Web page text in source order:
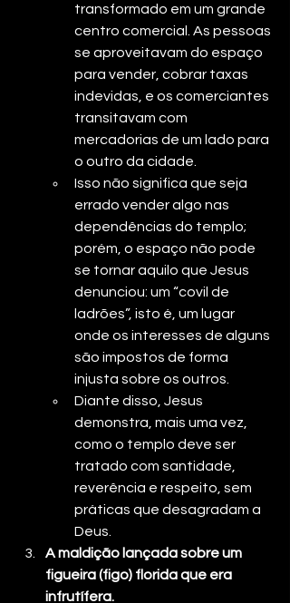
transformado em um grande
centro comercial. As pessoas
se aproveitavam do espaço
para vender, cobrar taxas
indevidas, e os comerciantes
transitavam com
mercadorias de um lado para
o outro da cidade.
Isso não significa que seja
errado vender algo nas
dependências do templo;
porém, o espaço não pode
se tornar aquilo que Jesus
denunciou: um “covil de
ladrões”, isto é, um lugar
onde os interesses de alguns
são impostos de forma
injusta sobre os outros.
Diante disso, Jesus
demonstra, mais uma vez,
como o templo deve ser
tratado com santidade,
reverência e respeito, sem
práticas que desagradam a
Deus.
A maldição lançada sobre um
figueira (figo) florida que era
infrutífera.